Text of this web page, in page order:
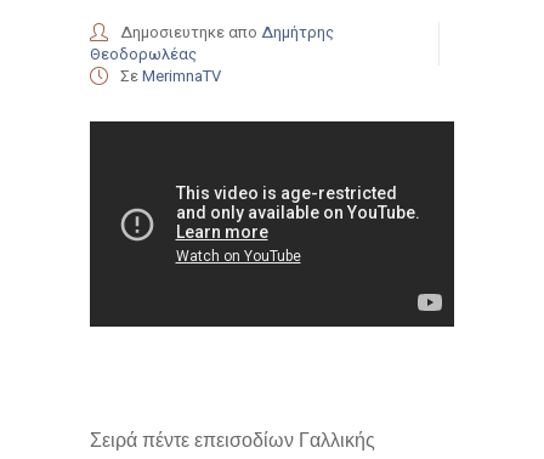
Δημοσιευτηκε απο Δημήτρης
Θεοδορωλέας
Σε MerimnaTV
Σειρά πέντε επεισοδίων Γαλλικής